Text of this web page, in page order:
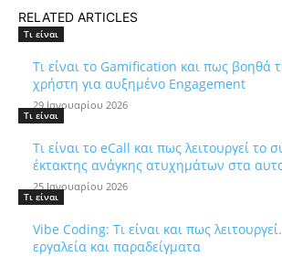
RELATED ARTICLES
Τι είναι
Τι είναι το Gamification και πως βοηθά
χρήστη για αυξημένο Engagement
29 Ιανουαρίου 2026
Τι είναι
Τι είναι το eCall και πως λειτουργεί το
έκτακτης ανάγκης ατυχημάτων στα
25 Ιανουαρίου 2026
Τι είναι
Vibe Coding: Τι είναι και πως
εργαλεία και παραδείγματα